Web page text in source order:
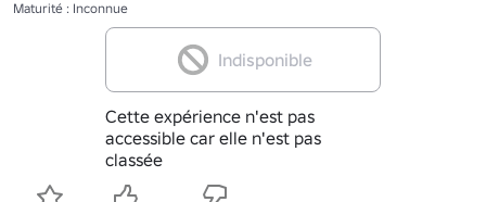
Maturité : Inconnue
Indisponible
Cette expérience n'est pas
accessible car elle n'est pas
classée